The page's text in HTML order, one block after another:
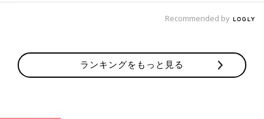
Recommended by
ランキングをもっと見る